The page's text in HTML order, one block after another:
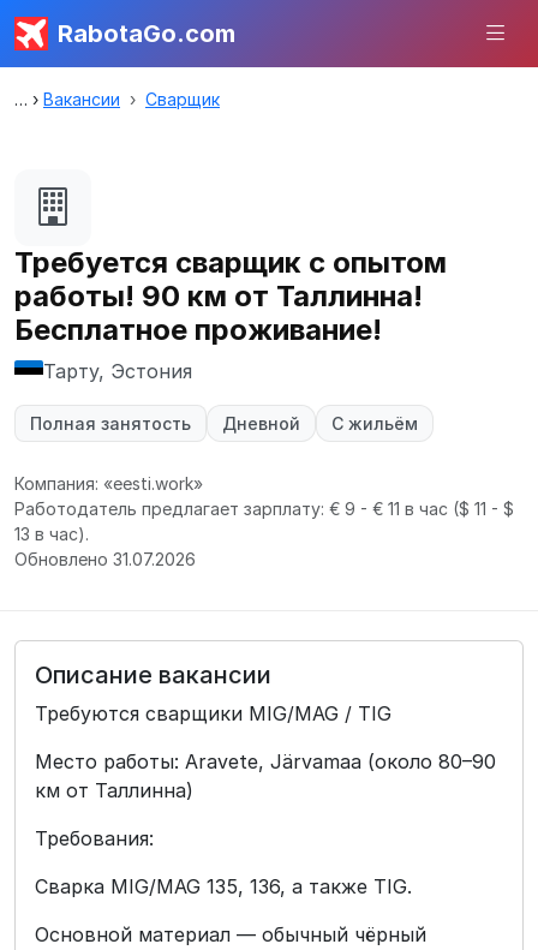
RabotaGo.com
Вакансии Сварщик
Требуется сварщик с опытом
работы! 90 км от Таллинна!
Бесплатное проживание!
Тарту, Эстония
Полная занятость Дневной С жильём
Компания: «eesti.work»
Работодатель предлагает зарплату: € 9 - € 11 в час ($ 11 - $
13 в час).
Обновлено 31.07.2026
Описание вакансии
Требуются сварщики MIG/MAG / TIG
Место работы: Aravete, Järvamaa (около 80–90
км от Таллинна)
Требования:
Сварка MIG/MAG 135, 136, а также TIG.
Основной материал — обычный чёрный